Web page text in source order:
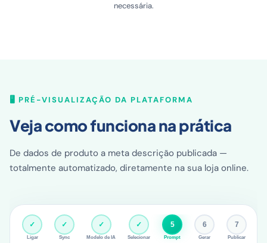
necessária.
🖥️ PRÉ-VISUALIZAÇÃO DA PLATAFORMA
Veja como funciona na prática
De dados de produto a meta descrição publicada —
totalmente automatizado, diretamente na sua loja online.
✓
Ligar
✓
Sync
✓
Modelo de IA
✓
Selecionar
5
Prompt
6
Gerar
7
Publicar